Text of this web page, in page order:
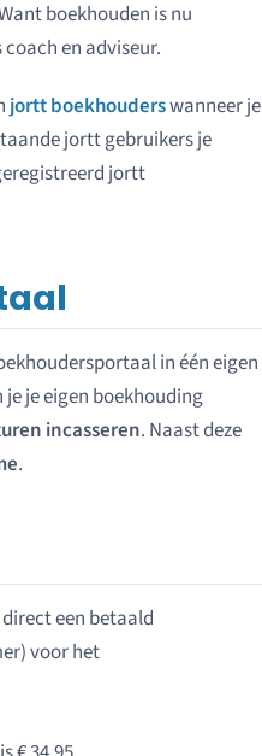
boekhouden is nu
en adviseur.
jortt boekhouderswanneer je
jortt gebruikers je
jortt
in één eigen
je eigen boekhouding
incasseren. Naast deze
.
een betaald
voor het